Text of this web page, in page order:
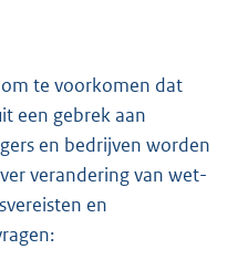
te voorkomen dat
een gebrek aan
en bedrijven worden
verandering van wet-
en